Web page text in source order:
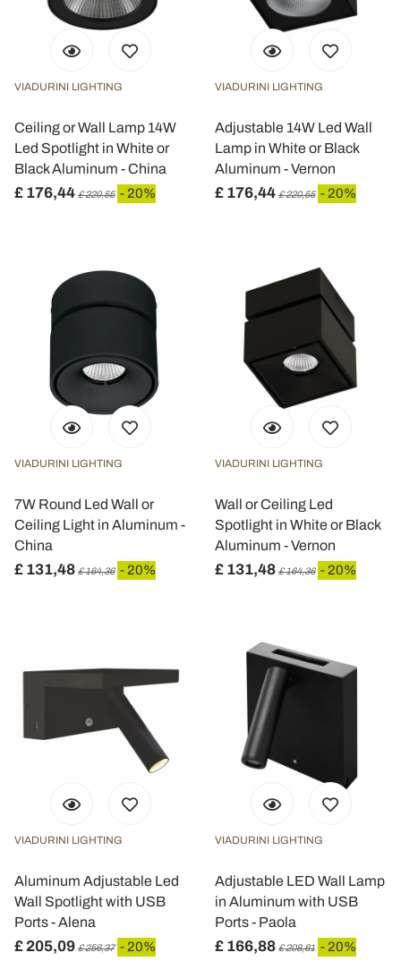
dalla Dichiarazione sui cookie.
Utilizziamo i cookie per personalizzare contenuti ed
analizzare il nostro traffico. Condividiamo inoltre
nostri partner che si occupano di analisi dei dati web,
pubblicità e social media, i quali potrebbero combinarle
con altre informazioni che ha fornito loro o che hanno
raccolto dal suo utilizzo dei loro servizi.
VIADURINI LIGHTING
Ceiling or Wall Lamp 14W
Led Spotlight in White or
Black Aluminum - China
£ 176,44 £ 220,55 - 20%
VIADURINI LIGHTING
Adjustable 14W Led Wall
Lamp in White or Black
Aluminum - Vernon
£ 176,44 £ 220,55 - 20%
VIADURINI LIGHTING
7W Round Led Wall or
Ceiling Light in Aluminum -
China
£ 131,48 £ 164,36 - 20%
VIADURINI LIGHTING
Wall or Ceiling Led
Spotlight in White or Black
Aluminum - Vernon
£ 131,48 £ 164,36 - 20%
VIADURINI LIGHTING
Aluminum Adjustable Led
Wall Spotlight with USB
Ports - Alena
£ 205,09 £ 256,37 - 20%
VIADURINI LIGHTING
Adjustable LED Wall Lamp
in Aluminum with USB
Ports - Paola
£ 166,88 £ 208,61 - 20%